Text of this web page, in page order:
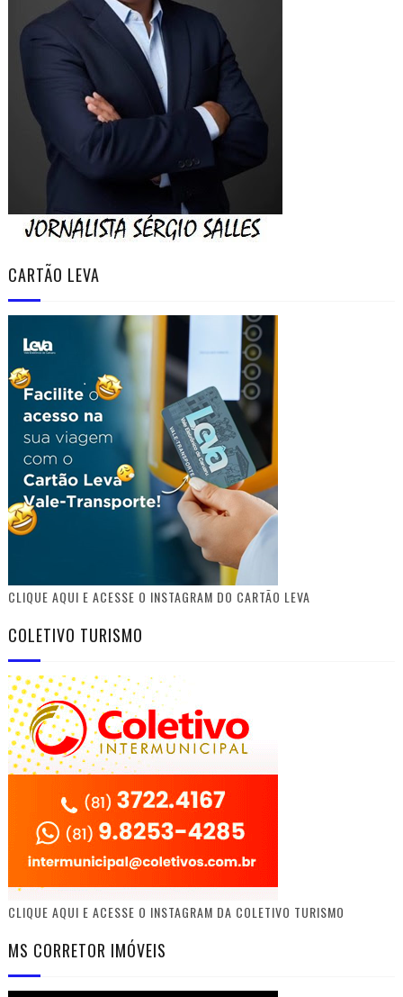
CARTÃO LEVA
CLIQUE AQUI E ACESSE O INSTAGRAM DO CARTÃO LEVA
COLETIVO TURISMO
CLIQUE AQUI E ACESSE O INSTAGRAM DA COLETIVO TURISMO
MS CORRETOR IMÓVEIS